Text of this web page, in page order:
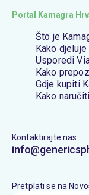
Portal Kamagra
Što je
Kako
Usporedi
Kako
Gdje kupiti
Kako
Kontaktirajte nas
Pretplati se na